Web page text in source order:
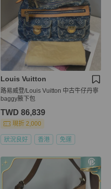
Louis Vuitton
路易威登/Louis Vuitton 中古牛仔丹寧
baggy腋下包
TWD 86,839
現折 2,000
狀況良好 香港 免運